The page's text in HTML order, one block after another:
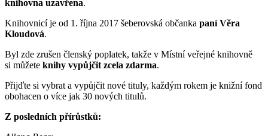
knihovna uzavřena.
Knihovnicí je od 1. října 2017 šeberovská občanka paní Věra
Kloudová.
Byl zde zrušen členský poplatek, takže v Místní veřejné knihovně
si můžete knihy vypůjčit zcela zdarma.
Přijďte si vybrat a vypůjčit nové tituly, každým rokem je knižní fond
obohacen o více jak 30 nových titulů.
Z posledních přírůstků: